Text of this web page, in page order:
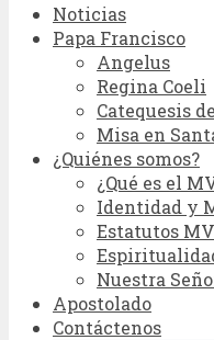
Noticias
Papa Francisco
Angelus
Regina Coeli
Catequesis
Misa en
¿Quiénes somos?
¿Qué es el
Identidad y
Estatutos
Nuestra
Apostolado
Contáctenos